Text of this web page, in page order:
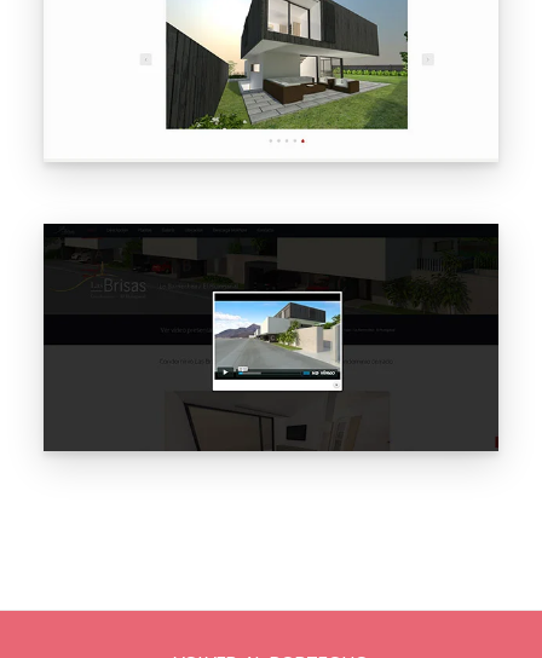
Una web que cumple su función sin pretensiones:
un proyecto de construcción con rigor y facilitar el